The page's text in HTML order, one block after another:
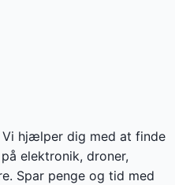
hjælper dig med at finde
elektronik, droner,
Spar penge og tid med